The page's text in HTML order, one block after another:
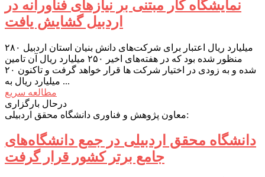
نمایشگاه کار مبتنی بر نیازهای فناورانه در
اردبیل گشایش یافت
۲۸۰ میلیارد ریال اعتبار برای شرکت‌های دانش بنیان استان اردبیل
منظور شده بود که در هفته‌های اخیر ۲۵۰ میلیارد ریال آن تامین
شده و به زودی در اختیار شرکت ها قرار خواهد گرفت و تاکنون ۲۰
میلیارد ریال به ...
مطالعه سریع
درحال بارگزاری
معاون پژوهش و فناوری دانشگاه محقق اردبیلی:
دانشگاه محقق اردبیلی در جمع دانشگاه‌های
جامع برتر کشور قرار گرفت